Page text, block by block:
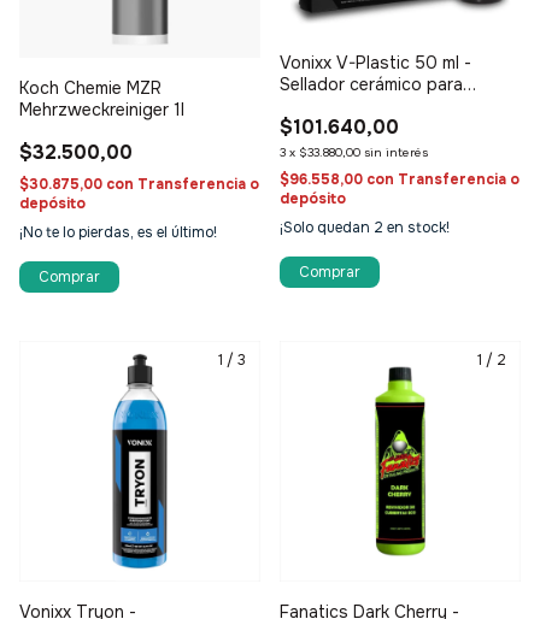
Koch Chemie MZR
Mehrzweckreiniger 1l
$32.500,00
$30.875,00 con Transferencia o
depósito
¡No te lo pierdas, es el último!
Comprar
Vonixx V-Plastic 50 ml -
Sellador cerámico para
$101.640,00
3 x $33.880,00 sin interés
$96.558,00 con Transferencia o
depósito
¡Solo quedan 2 en stock!
1 / 3
Vonixx Tryon -
1 / 2
Fanatics Dark Cherry -